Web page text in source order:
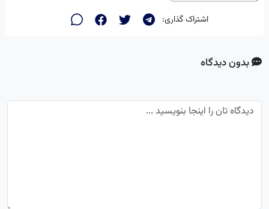
اشتراک گذاری:
بدون دیدگاه